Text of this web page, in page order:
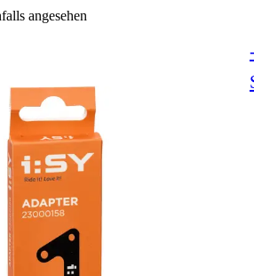
angesehen